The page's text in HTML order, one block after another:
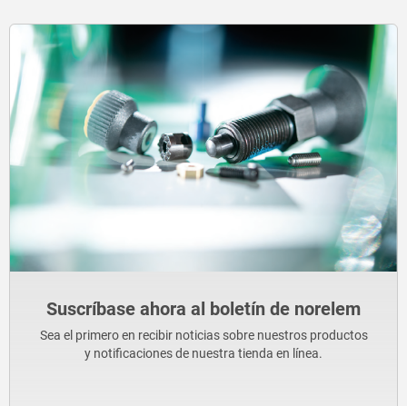
Suscríbase ahora al boletín de norelem
Sea el primero en recibir noticias sobre nuestros productos
y notificaciones de nuestra tienda en línea.